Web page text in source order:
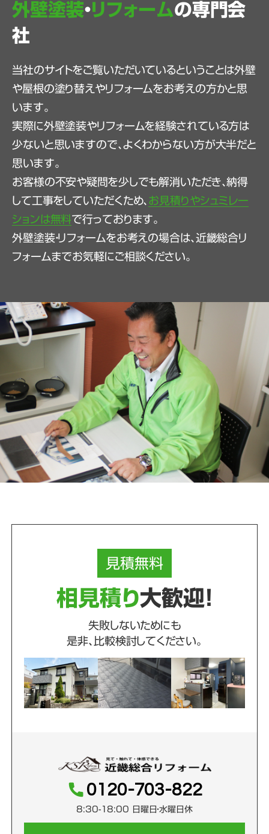
外壁塗装・リフォームの専門会
社
当社のサイトをご覧いただいているということは外壁
や屋根の塗り替えやリフォームをお考えの方かと思
います。
実際に外壁塗装やリフォームを経験されている方は
少ないと思いますので、よくわからない方が大半だと
思います。
お客様の不安や疑問を少しでも解消いただき、納得
して工事をしていただくため、 お見積りやシュミレー
ションは無料で行っております。
外壁塗装・リフォームをお考えの場合は、近畿総合リ
フォームまでお気軽にご相談ください。
見積無料
相見積り大歓迎！
失敗しないためにも
是非、比較検討してください。
0120-703-822
8:30-18:00 日曜日・水曜日休